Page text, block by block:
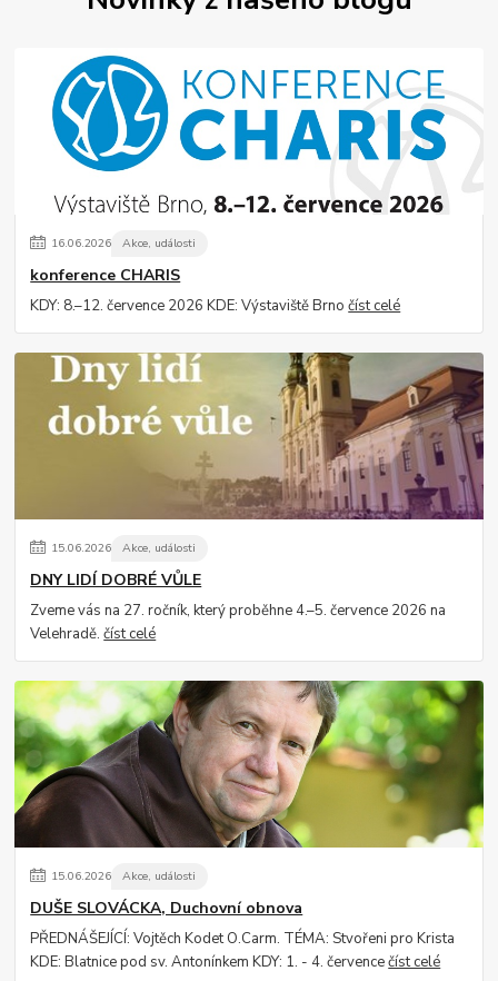
16.06.2026 Akce, události
konference CHARIS
KDY: 8.–12. července 2026 KDE: Výstaviště Brnočíst celé
15.06.2026 Akce, události
DNY LIDÍ DOBRÉ VŮLE
Zveme vás na 27. ročník, který proběhne 4.–5. července 2026 na
Velehradě.číst celé
15.06.2026 Akce, události
DUŠE SLOVÁCKA, Duchovní obnova
PŘEDNÁŠEJÍCÍ: Vojtěch Kodet O.Carm. TÉMA: Stvořeni pro Krista
KDE: Blatnice pod sv. Antonínkem KDY: 1. - 4. červencečíst celé